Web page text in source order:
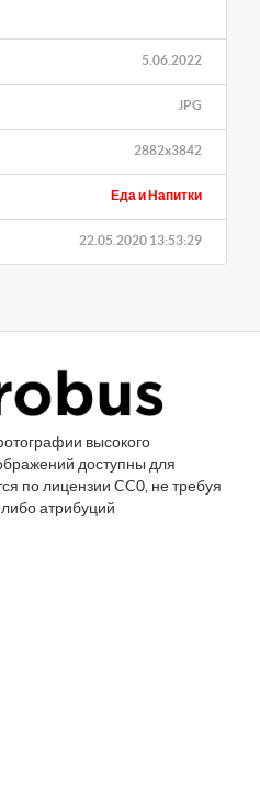
5.06.2022
JPG
2882x3842
Еда и Напитки
22.05.2020 13:53:29
высокого
доступны для
по лицензии CC0, не требуя
атрибуций